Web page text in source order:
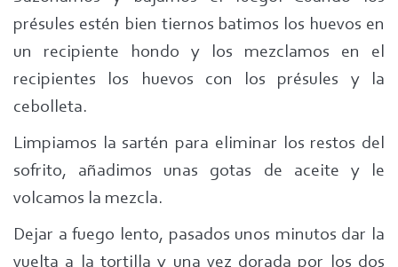
présules estén bien tiernos batimos los huevos en
un recipiente hondo y los mezclamos en el
recipientes los huevos con los présules y la
cebolleta.
Limpiamos la sartén para eliminar los restos del
sofrito, añadimos unas gotas de aceite y le
volcamos la mezcla.
Dejar a fuego lento, pasados unos minutos dar la
vuelta a la tortilla y una vez dorada por los dos